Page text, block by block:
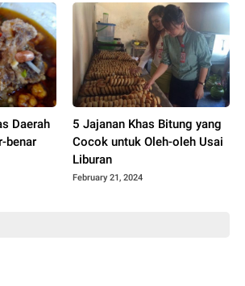
Daerah
benar
5 Jajanan Khas Bitung yang
Cocok untuk Oleh-oleh Usai
Liburan
February 21, 2024